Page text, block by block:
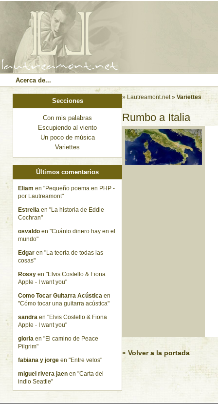
Acerca de...
» Lautreamont.net» Variettes
Rumbo a Italia
« Volver a la portada
Secciones
Con mis palabras
Escupiendo al viento
Un poco de música
Variettes
Últimos comentarios
Eliam en "Pequeño poema en PHP -
por Lautreamont"
Estrella en "La historia de Eddie
Cochran"
osvaldo en "Cuánto dinero hay en el
mundo"
Edgar en "La teoría de todas las
cosas"
Rossy en "Elvis Costello & Fiona
Apple - I want you"
Como Tocar Guitarra Acústica en
"Cómo tocar una guitarra acústica"
sandra en "Elvis Costello & Fiona
Apple - I want you"
gloria en "El camino de Peace
Pilgrim"
fabiana y jorge en "Entre velos"
miguel rivera jaen en "Carta del
indio Seattle"